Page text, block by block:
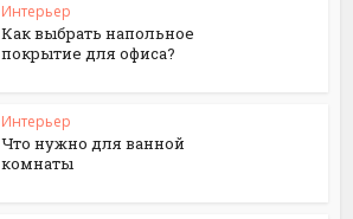
Интерьер
Как выбрать напольное
покрытие для офиса?
Интерьер
Что нужно для ванной
комнаты